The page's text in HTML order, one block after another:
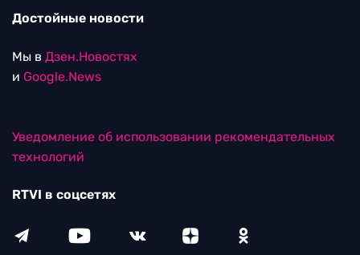
Достойные новости
Мы в Дзен.Новостях
и Google.News
Уведомление об использовании рекомендательных
технологий
RTVI в соцсетях